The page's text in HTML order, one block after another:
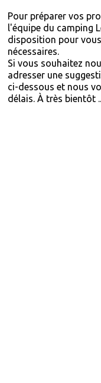
Pour préparer vos
l'équipe du camping
disposition pour
nécessaires.
Si vous souhaitez
adresser une
ci-dessous et nous
délais. À très bientôt